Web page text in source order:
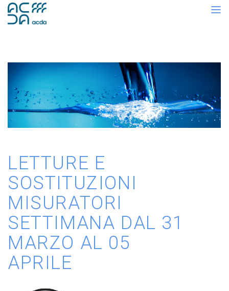
LETTURE E
SOSTITUZIONI
MISURATORI
SETTIMANA DAL 31
MARZO AL 05
APRILE